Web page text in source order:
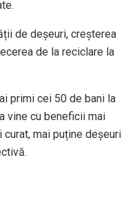
de deșeuri, creșterea
de la reciclare la
primi cei 50 de bani la
vine cu beneficii mai
curat, mai puține deșeuri